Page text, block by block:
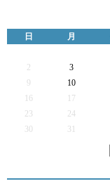
日 月
2
3
9
10
16
17
23
24
30
31